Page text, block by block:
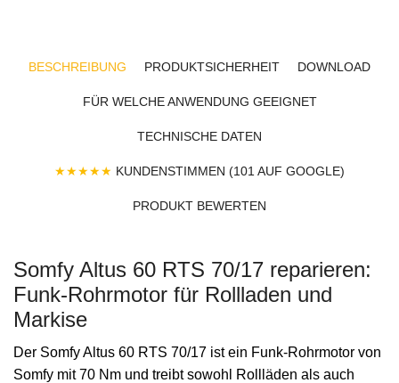
BESCHREIBUNG PRODUKTSICHERHEIT DOWNLOAD
FÜR WELCHE ANWENDUNG GEEIGNET
TECHNISCHE DATEN
★★★★★ KUNDENSTIMMEN (101 AUF GOOGLE)
PRODUKT BEWERTEN
Somfy Altus 60 RTS 70/17 reparieren:
Funk-Rohrmotor für Rollladen und
Markise
Der Somfy Altus 60 RTS 70/17 ist ein Funk-Rohrmotor von
Somfy mit 70 Nm und treibt sowohl Rollläden als auch